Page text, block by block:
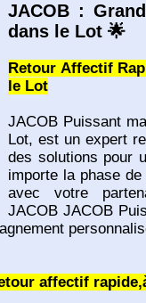
JACOB :
dans le Lot 🌟
Retour Affectif
le Lot
JACOB Puissant
Lot, est un expert
des solutions pour
importe la phase
avec votre
JACOB JACOB
affectif